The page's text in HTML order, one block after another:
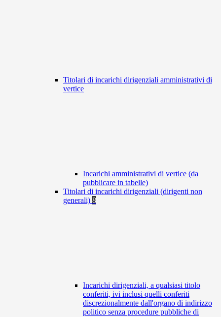
Titolari di incarichi dirigenziali amministrativi di
vertice
Incarichi amministrativi di vertice (da
pubblicare in tabelle)
Titolari di incarichi dirigenziali (dirigenti non
generali) 8
Incarichi dirigenziali, a qualsiasi titolo
conferiti, ivi inclusi quelli conferiti
discrezionalmente dall'organo di indirizzo
politico senza procedure pubbliche di